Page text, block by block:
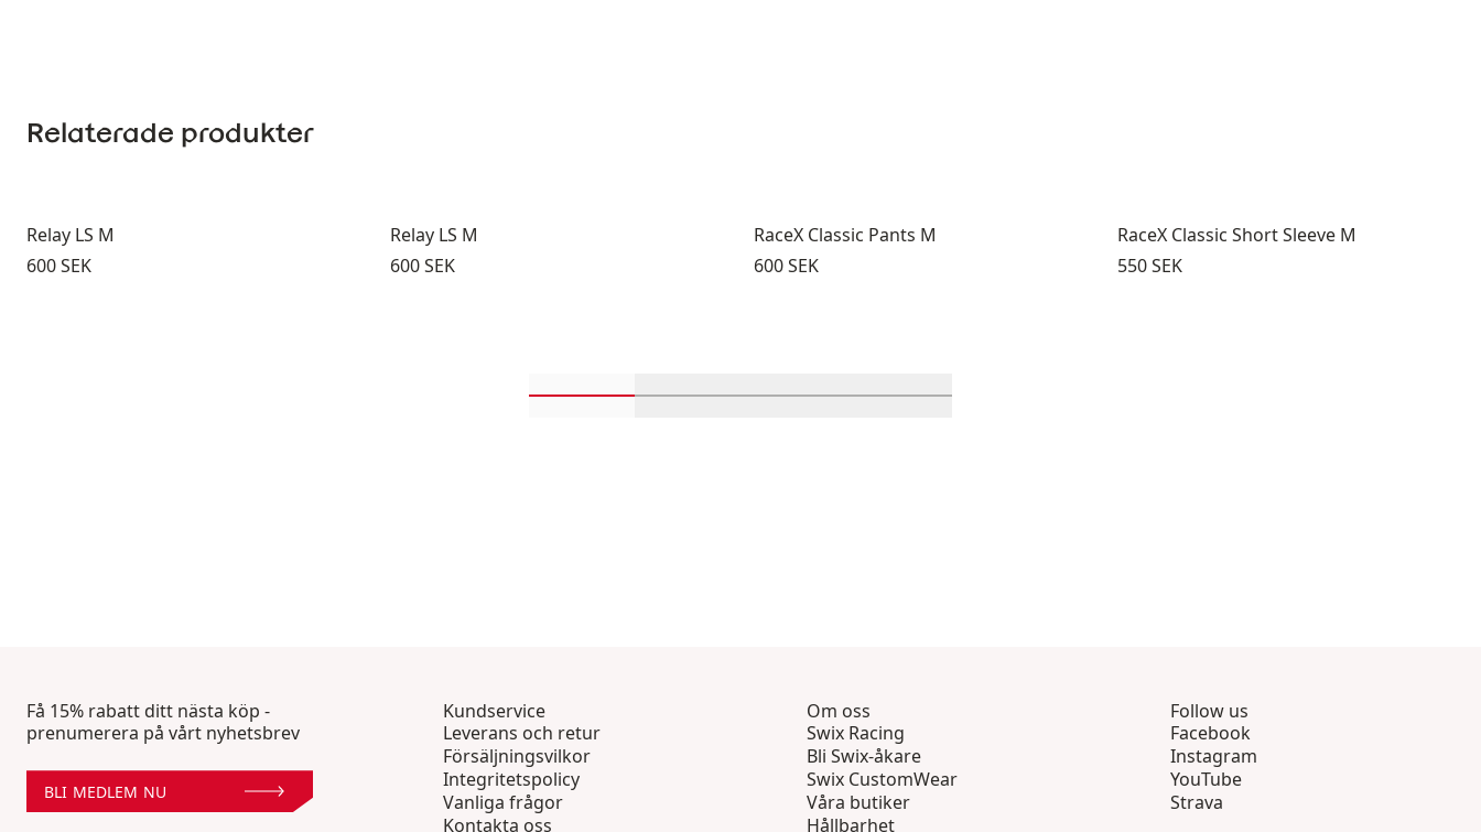
Relaterade produkter
Relay LS M
Pris:
600 SEK
Relay LS M
Pris:
600 SEK
RaceX Classic Pants M
Pris:
600 SEK
RaceX Classic Short Sleeve M
Pris:
550 SEK
Få 15% rabatt ditt nästa köp -
prenumerera på vårt nyhetsbrev
BLI MEDLEM NU
Kundservice
Leverans och retur
Försäljningsvilkor
Integritetspolicy
Vanliga frågor
Kontakta oss
Om oss
Swix Racing
Bli Swix-åkare
Swix CustomWear
Våra butiker
Hållbarhet
Follow us
Facebook
Instagram
YouTube
Strava